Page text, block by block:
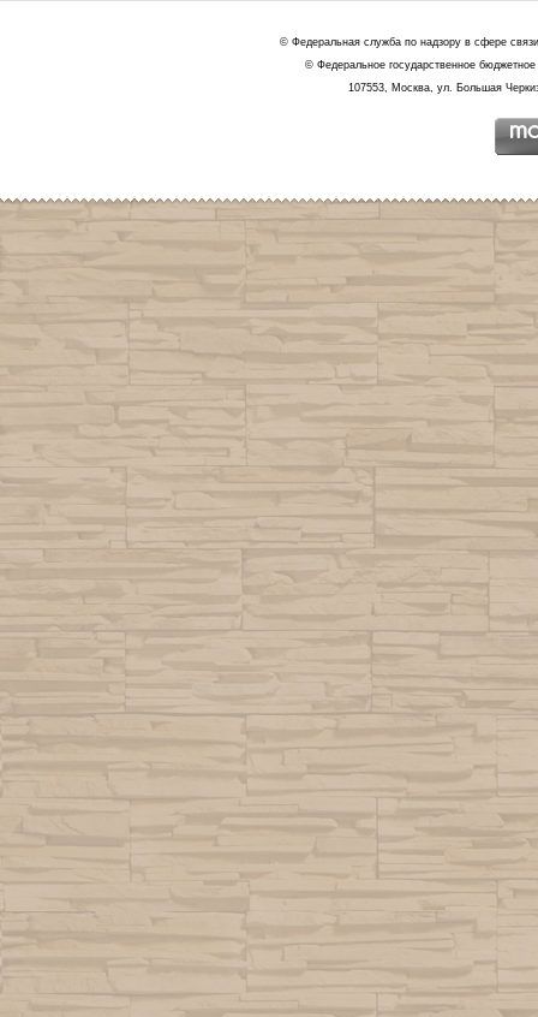
© Федеральная служба по надзору в сфере
© Федеральное государственное
107553, Москва, ул. Большая